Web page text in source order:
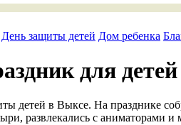
День защиты детей Дом ребенка
для
в Выксе. На празднике
развлекались с аниматорами